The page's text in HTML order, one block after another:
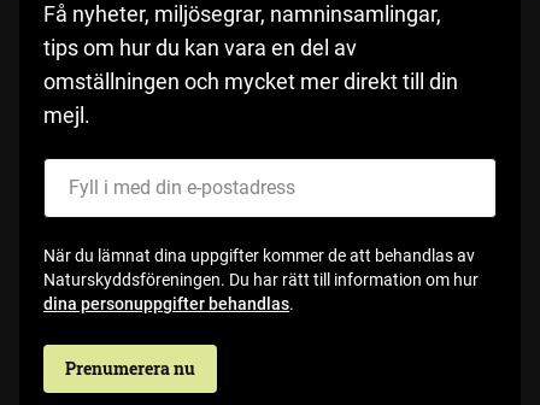
Få nyheter, miljösegrar, namninsamlingar,
tips om hur du kan vara en del av
omställningen och mycket mer direkt till din
mejl.
När du lämnat dina uppgifter kommer de att behandlas av
Naturskyddsföreningen. Du har rätt till information om hur
dina personuppgifter behandlas.
Prenumerera nu